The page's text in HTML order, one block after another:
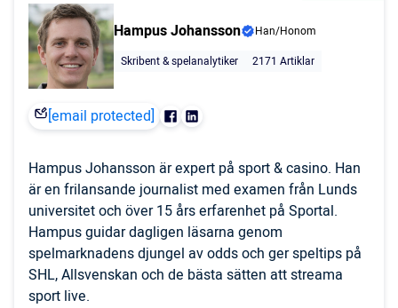
Hampus Johansson
Han/Honom
Skribent & spelanalytiker
2171 Artiklar
[email protected]
Hampus Johansson är expert på sport & casino. Han
är en frilansande journalist med examen från Lunds
universitet och över 15 års erfarenhet på Sportal.
Hampus guidar dagligen läsarna genom
spelmarknadens djungel av odds och ger speltips på
SHL, Allsvenskan och de bästa sätten att streama
sport live.